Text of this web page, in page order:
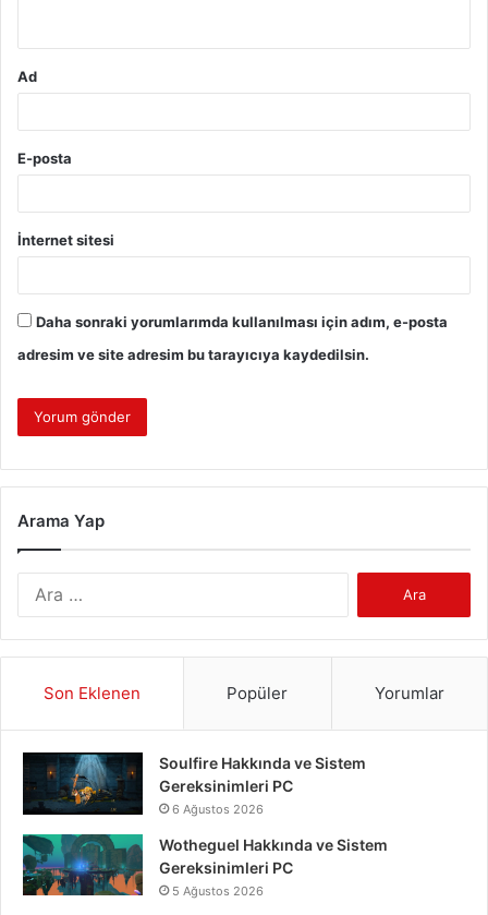
Ad
E-posta
İnternet sitesi
Daha sonraki yorumlarımda kullanılması için adım, e-posta
adresim ve site adresim bu tarayıcıya kaydedilsin.
Arama Yap
Son Eklenen Popüler Yorumlar
Soulfire Hakkında ve Sistem
Gereksinimleri PC
6 Ağustos 2026
Wotheguel Hakkında ve Sistem
Gereksinimleri PC
5 Ağustos 2026